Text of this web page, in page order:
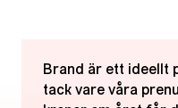
Brand är ett ideellt
tack vare våra